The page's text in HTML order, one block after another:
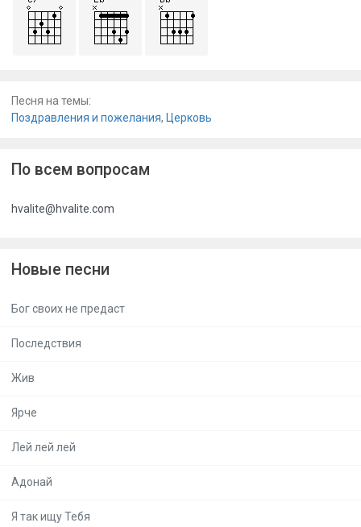
Песня на темы:
Поздравления и пожелания, Церковь
По всем вопросам
hvalite@hvalite.com
Новые песни
Бог своих не предаст
Последствия
Жив
Ярче
Лей лей лей
Адонай
Я так ищу Тебя